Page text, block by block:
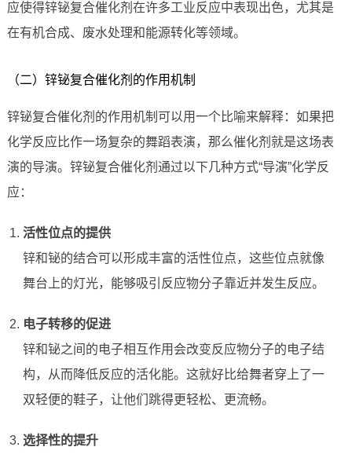
应使得锌铋复合催化剂在许多工业反应中表现出色，尤其是
在有机合成、废水处理和能源转化等领域。
（二）锌铋复合催化剂的作用机制
锌铋复合催化剂的作用机制可以用一个比喻来解释：如果把
化学反应比作一场复杂的舞蹈表演，那么催化剂就是这场表
演的导演。锌铋复合催化剂通过以下几种方式“导演”化学反
应：
活性位点的提供
锌和铋的结合可以形成丰富的活性位点，这些位点就像
舞台上的灯光，能够吸引反应物分子靠近并发生反应。
电子转移的促进
锌和铋之间的电子相互作用会改变反应物分子的电子结
构，从而降低反应的活化能。这就好比给舞者穿上了一
双轻便的鞋子，让他们跳得更轻松、更流畅。
选择性的提升